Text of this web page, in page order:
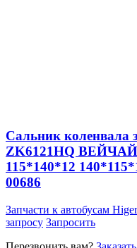
Сальник коленвала
ZK6121HQ
115*140*12
00686
Запчасти к автобусам
запросу Запросить